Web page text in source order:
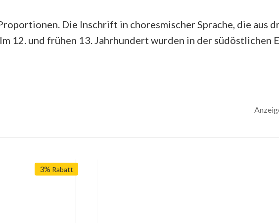
Die Inschrift in choresmischer Sprache, die aus
12. und frühen 13. Jahrhundert wurden in der südöstlichen
3% Rabatt